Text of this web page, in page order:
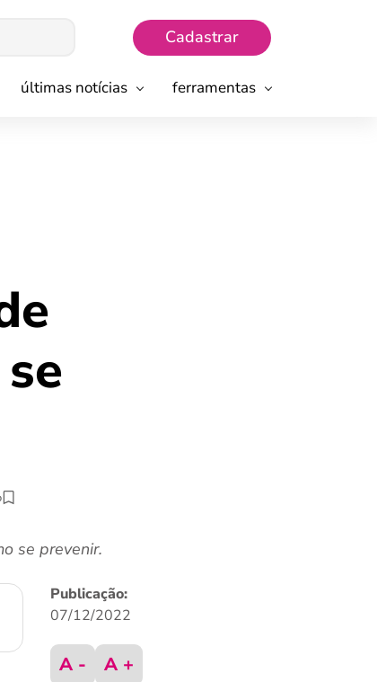
Cadastrar
últimas notícias ferramentas
se prevenir.
Publicação:
07/12/2022
A - A +